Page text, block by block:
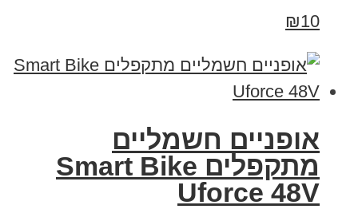
₪10
אופניים חשמליים
מתקפלים Smart Bike
Uforce 48V